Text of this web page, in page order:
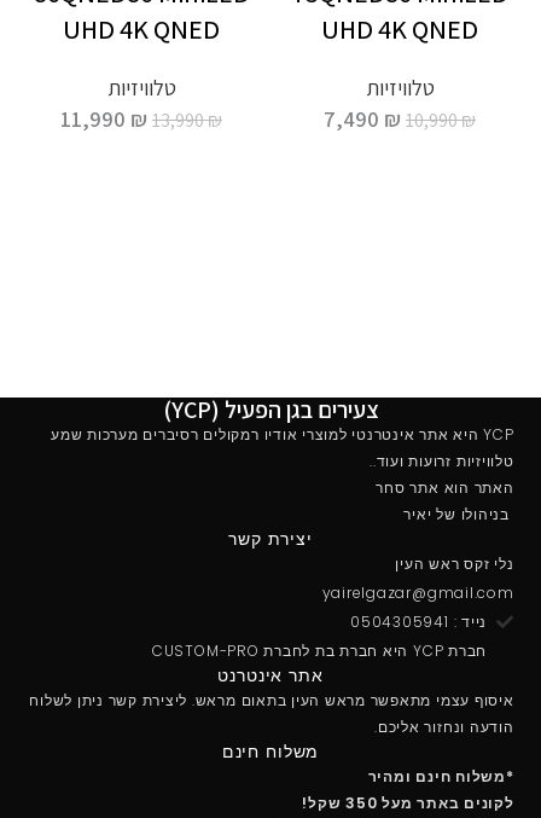
UHD 4K QNED
טלוויזיות
10,990₪
7,490 ₪
UHD 4K QNED
טלוויזיות
13,990₪
11,990 ₪
צעירים בגן הפעיל (YCP)
YCP היא אתר אינטרנטי למוצרי אודיו רמקולים רסיברים מערכות שמע
טלוויזיות זרועות ועוד..
האתר הוא אתר סחר
בניהולו של יאיר
יצירת קשר
נלי זקס ראש העין
yairelgazar@gmail.com
נייד : 0504305941
חברת YCP היא חברת בת לחברת CUSTOM-PRO
אתר אינטרנט
איסוף עצמי מתאפשר מראש העין בתאום מראש. ליצירת קשר ניתן לשלוח
הודעה ונחזור אליכם.
משלוח חינם
*משלוח חינם ומהיר
לקונים באתר מעל 350 שקל!